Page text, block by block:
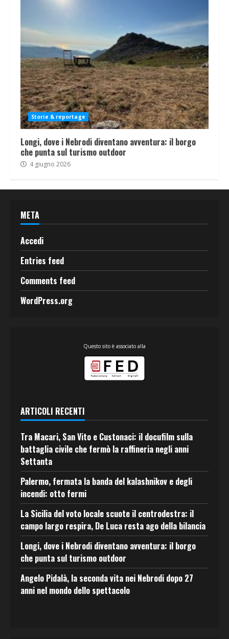
Storie & reportage
Longi, dove i Nebrodi diventano avventura: il borgo
che punta sul turismo outdoor
4 giugno 2026
META
Accedi
Entries feed
Comments feed
WordPress.org
Questo sito è associato alla
ARTICOLI RECENTI
Tra Macari, San Vito e Custonaci: il docufilm sulla
battaglia civile che fermò la raffineria negli anni
Settanta
Palermo, fermata la banda del kalashnikov e degli
incendi: otto fermi
La Sicilia del voto locale scuote il centrodestra: il
campo largo respira, De Luca resta ago della bilancia
Longi, dove i Nebrodi diventano avventura: il borgo
che punta sul turismo outdoor
Angelo Pidalà, la seconda vita nei Nebrodi dopo 27
anni nel mondo dello spettacolo